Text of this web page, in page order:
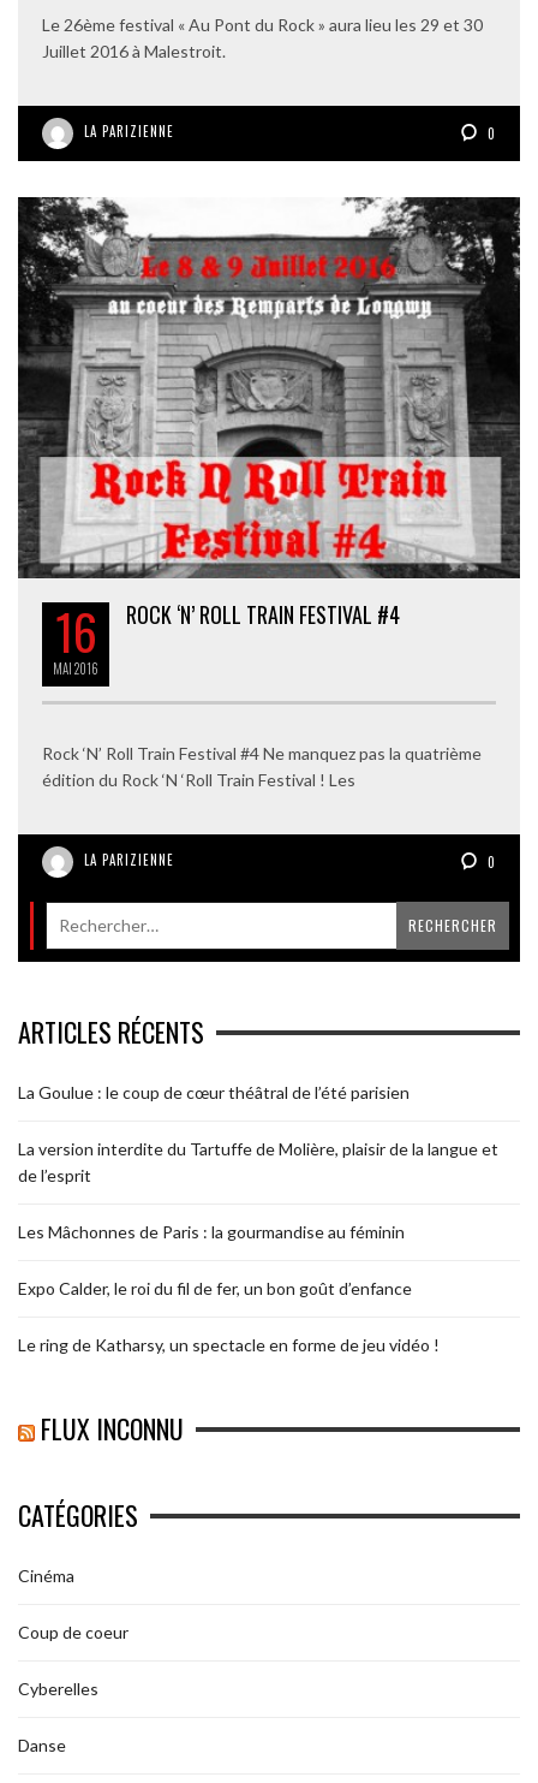
Le 26ème festival « Au Pont du Rock » aura lieu les 29 et 30
Juillet 2016 à Malestroit.
LA PARIZIENNE 0
16
MAI2016
ROCK ‘N’ ROLL TRAIN FESTIVAL #4
Rock ‘N’ Roll Train Festival #4 Ne manquez pas la quatrième
édition du Rock ‘N ‘Roll Train Festival ! Les
LA PARIZIENNE 0
ARTICLES RÉCENTS
La Goulue : le coup de cœur théâtral de l’été parisien
La version interdite du Tartuffe de Molière, plaisir de la langue et
de l’esprit
Les Mâchonnes de Paris : la gourmandise au féminin
Expo Calder, le roi du fil de fer, un bon goût d’enfance
Le ring de Katharsy, un spectacle en forme de jeu vidéo !
FLUX INCONNU
CATÉGORIES
Cinéma
Coup de coeur
Cyberelles
Danse